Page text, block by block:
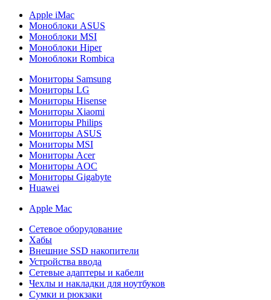
Apple iMac
Моноблоки ASUS
Моноблоки MSI
Моноблоки Hiper
Моноблоки Rombica
Мониторы Samsung
Мониторы LG
Мониторы Hisense
Мониторы Xiaomi
Мониторы Philips
Мониторы ASUS
Мониторы MSI
Мониторы Acer
Мониторы AOC
Мониторы Gigabyte
Huawei
Apple Mac
Сетевое оборудование
Хабы
Внешние SSD накопители
Устройства ввода
Сетевые адаптеры и кабели
Чехлы и накладки для ноутбуков
Сумки и рюкзаки